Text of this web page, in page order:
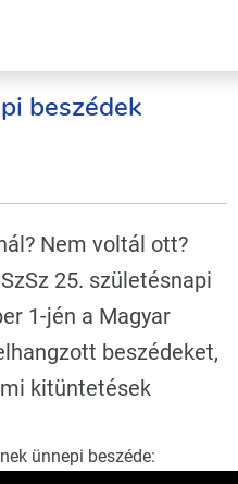
beszédek
Nem voltál ott?
25. születésnapi
1-jén a Magyar
beszédeket,
kitüntetések
ünnepi beszéde: